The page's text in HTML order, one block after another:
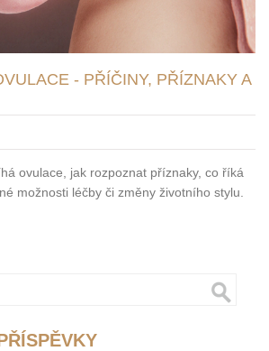
- PŘÍČINY, PŘÍZNAKY A
ovulace, jak rozpoznat příznaky, co říká
možnosti léčby či změny životního stylu.